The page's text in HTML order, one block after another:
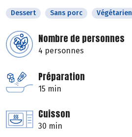
Dessert Sans porc Végétarien
Nombre de personnes
4 personnes
Préparation
15 min
Cuisson
30 min